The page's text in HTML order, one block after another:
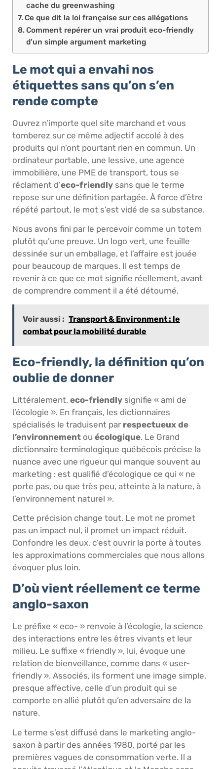
cache du greenwashing
Ce que dit la loi française sur ces allégations
Comment repérer un vrai produit eco-friendly
d’un simple argument marketing
Le mot qui a envahi nos
étiquettes sans qu’on s’en
rende compte
Ouvrez n’importe quel site marchand et vous
tomberez sur ce même adjectif accolé à des
produits qui n’ont pourtant rien en commun. Un
ordinateur portable, une lessive, une agence
immobilière, une PME de transport, tous se
réclament d’eco-friendly sans que le terme
repose sur une définition partagée. À force d’être
répété partout, le mot s’est vidé de sa substance.
Nous avons fini par le percevoir comme un totem
plutôt qu’une preuve. Un logo vert, une feuille
dessinée sur un emballage, et l’affaire est jouée
pour beaucoup de marques. Il est temps de
revenir à ce que ce mot signifie réellement, avant
de comprendre comment il a été détourné.
Voir aussi : Transport & Environment : le
combat pour la mobilité durable
Eco-friendly, la définition qu’on
oublie de donner
Littéralement, eco-friendly signifie « ami de
l’écologie ». En français, les dictionnaires
spécialisés le traduisent par respectueux de
l’environnement ou écologique. Le Grand
dictionnaire terminologique québécois précise la
nuance avec une rigueur qui manque souvent au
marketing : est qualifié d’écologique ce qui « ne
porte pas, ou que très peu, atteinte à la nature, à
l’environnement naturel ».
Cette précision change tout. Le mot ne promet
pas un impact nul, il promet un impact réduit.
Confondre les deux, c’est ouvrir la porte à toutes
les approximations commerciales que nous allons
évoquer plus loin.
D’où vient réellement ce terme
anglo-saxon
Le préfixe « eco- » renvoie à l’écologie, la science
des interactions entre les êtres vivants et leur
milieu. Le suffixe « friendly », lui, évoque une
relation de bienveillance, comme dans « user-
friendly ». Associés, ils forment une image simple,
presque affective, celle d’un produit qui se
comporte en allié plutôt qu’en adversaire de la
nature.
Le terme s’est diffusé dans le marketing anglo-
saxon à partir des années 1980, porté par les
premières vagues de consommation verte. Il a